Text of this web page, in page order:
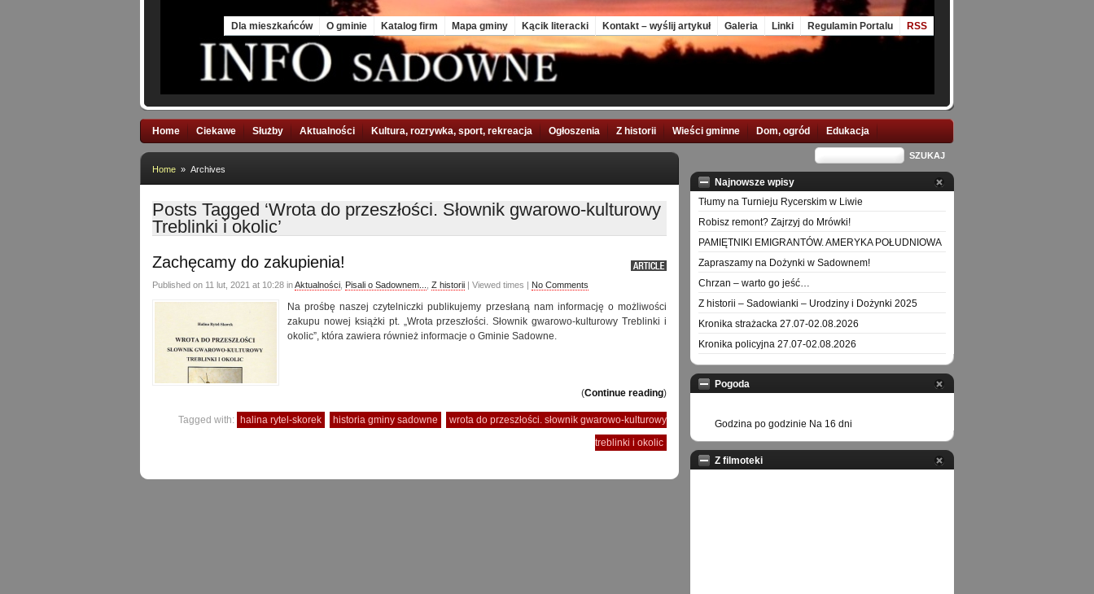
Dla mieszkańców O gminie Katalog firm Mapa gminy Kącik literacki Kontakt – wyślij artykuł Galeria Linki Regulamin Portalu RSS
Home Ciekawe Służby Aktualności Kultura, rozrywka, sport, rekreacja Ogłoszenia Z historii Wieści gminne Dom, ogród Edukacja
Home » Archives
Posts Tagged ‘Wrota do przeszłości. Słownik gwarowo-kulturowy
Treblinki i okolic’
Zachęcamy do zakupienia!
Published on 11 lut, 2021 at 10:28 inAktualności Pisali o Sadownem... Z historii | Viewed times | No Comments
Na prośbę naszej czytelniczki publikujemy przesłaną nam informację o możliwości
zakupu nowej książki pt. „Wrota przeszłości. Słownik gwarowo-kulturowy Treblinki i
okolic”, która zawiera również informacje o Gminie Sadowne.
(Continue reading)
Tagged with: halina rytel-skorek historia gminy sadowne
wrota do przeszłości. słownik gwarowo-kulturowy
treblinki i okolic
Najnowsze wpisy
Tłumy na Turnieju Rycerskim w Liwie
Robisz remont? Zajrzyj do Mrówki!
PAMIĘTNIKI EMIGRANTÓW. AMERYKA POŁUDNIOWA
Zapraszamy na Dożynki w Sadownem!
Chrzan – warto go jeść…
Z historii – Sadowianki – Urodziny i Dożynki 2025
Kronika strażacka 27.07-02.08.2026
Kronika policyjna 27.07-02.08.2026
Pogoda
Godzina po godzinie Na 16 dni
Z filmoteki